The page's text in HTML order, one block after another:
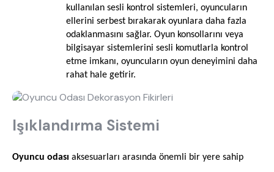
En çok ziyaret edilenler
tek kişilik yatak gamer
beşik
toddler yatak
kullanılan sesli kontrol sistemleri, oyuncuların
ellerini serbest bırakarak oyunlara daha fazla
odaklanmasını sağlar. Oyun konsollarını veya
bilgisayar sistemlerini sesli komutlarla kontrol
etme imkanı, oyuncuların oyun deneyimini daha
rahat hale getirir.
Işıklandırma Sistemi
Oyuncu odası aksesuarları arasında önemli bir yere sahip